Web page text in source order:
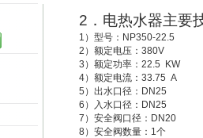
2 ．电热水器主要
1 ）型号： NP350-22.5
2 ）额定电压： 380V
3 ）额定功率： 22.5 KW
4）额定电流： 33.75 A
5 ）出水口径： DN25
6 ）入水口径： DN25
7 ）安全阀口径： DN20
8）安全阀数量： 1个